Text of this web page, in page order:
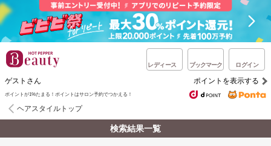
レディース ブックマーク ログイン
ゲストさん ポイントを表示する
ポイントが1%たまる！ポイントはサロン予約でつかえる！
ヘアスタイルトップ
検索結果一覧